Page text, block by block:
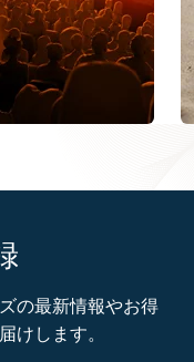
の最新情報やお得
けします。